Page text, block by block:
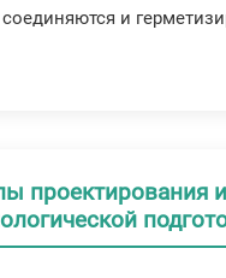
и
проектирования и